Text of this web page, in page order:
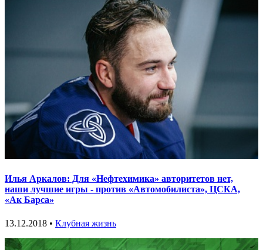
Илья Аркалов: Для «Нефтехимика» авторитетов нет,
наши лучшие игры - против «Автомобилиста», ЦСКА,
«Ак Барса»
13.12.2018 • Клубная жизнь